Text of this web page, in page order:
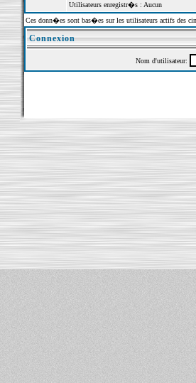
Utilisateurs enregistr�s : Aucun
Ces donn�es sont bas�es sur les utilisateurs actifs des
Connexion
Nom d'utilisateur: